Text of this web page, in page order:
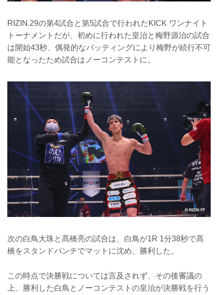
RIZIN.29の第4試合と第5試合で行われたKICK ワンナイト
トーナメントだが、初めに行われた皇治と梅野源治の試合
は開始43秒、偶発的なバッティングにより梅野が続行不可
能となったため試合はノーコンテストに。
次の白鳥大珠と髙橋亮の試合は、白鳥が1R 1分38秒で髙
橋をスタンドパンチでマットに沈め、勝利した。
この時点で決勝戦については言及されず、その後審議の
上、勝利した白鳥とノーコンテストの皇治が決勝戦を行う